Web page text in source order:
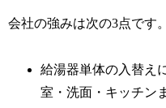
会社の強みは次の3点です。
給湯器単体の入替え
室・洗面・キッチン